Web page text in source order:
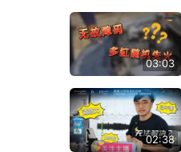
03:03
02:38